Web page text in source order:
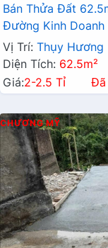
Bán Thửa Đất
Đường Kinh Doanh
Vị Trí: Thụy Hương
Diện Tích: 62.5m²
Giá:2-2.5 Tỉ Đã
CHƯƠNG MỸ